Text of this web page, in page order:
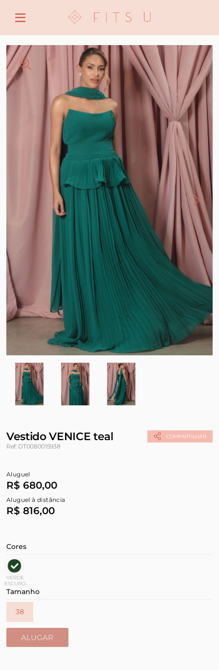
CRIAR NOVA CONTA
COMPARTILHAR
Vestido VENICE teal
Ref: DT0080015938
Aluguel
R$ 680,00
Aluguel à distância
R$ 816,00
Cores
VERDE
ESCURO
Tamanho
38
ALUGAR